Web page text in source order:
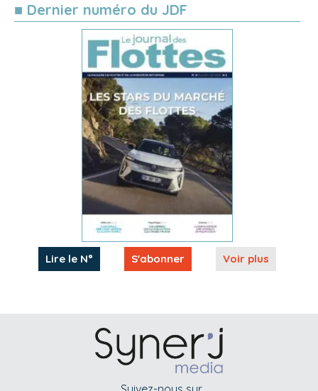
■ Dernier numéro du JDF
Lire le N° S'abonner Voir plus